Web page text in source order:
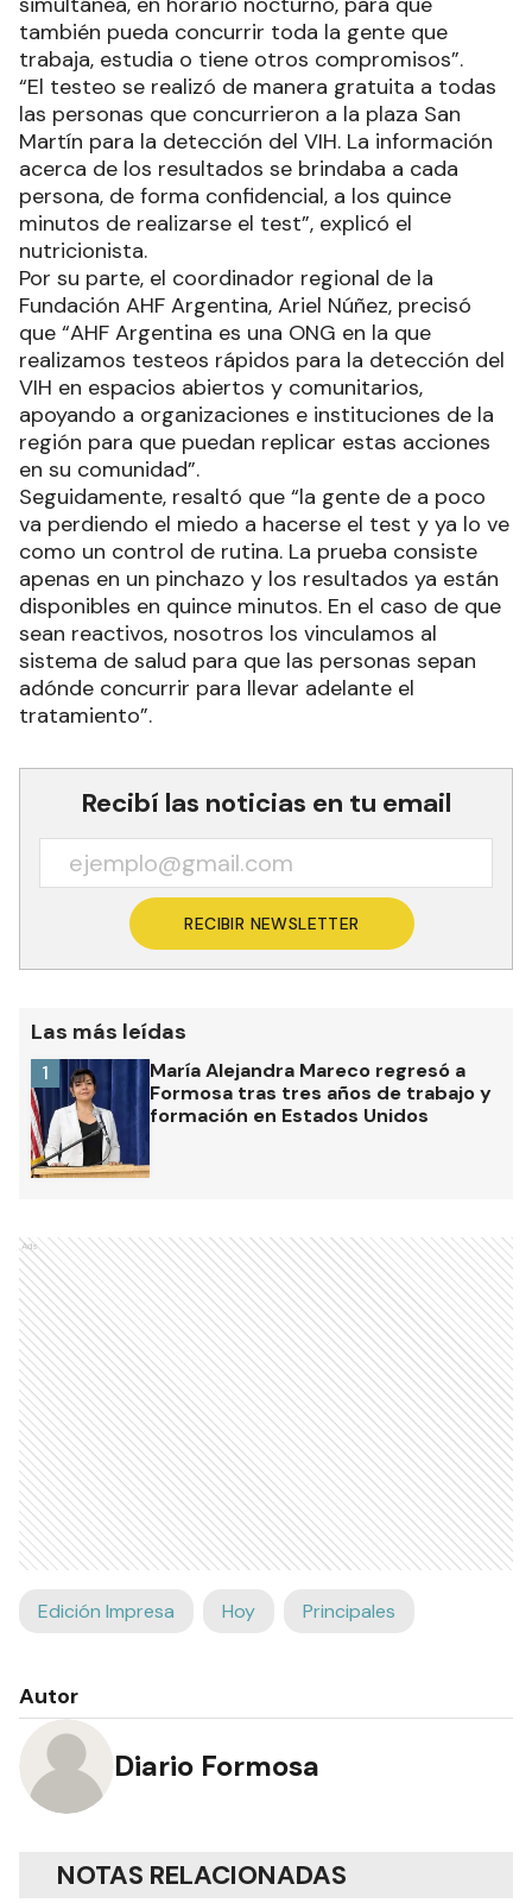
también pueda concurrir toda la gente que
trabaja, estudia o tiene otros compromisos”.
“El testeo se realizó de manera gratuita a todas
las personas que concurrieron a la plaza San
Martín para la detección del VIH. La información
acerca de los resultados se brindaba a cada
persona, de forma confidencial, a los quince
minutos de realizarse el test”, explicó el
nutricionista.
Por su parte, el coordinador regional de la
Fundación AHF Argentina, Ariel Núñez, precisó
que “AHF Argentina es una ONG en la que
realizamos testeos rápidos para la detección del
VIH en espacios abiertos y comunitarios,
apoyando a organizaciones e instituciones de la
región para que puedan replicar estas acciones
en su comunidad”.
Seguidamente, resaltó que “la gente de a poco
va perdiendo el miedo a hacerse el test y ya lo ve
como un control de rutina. La prueba consiste
apenas en un pinchazo y los resultados ya están
disponibles en quince minutos. En el caso de que
sean reactivos, nosotros los vinculamos al
sistema de salud para que las personas sepan
adónde concurrir para llevar adelante el
tratamiento”.
Recibí las noticias en tu email
RECIBIR NEWSLETTER
Las más leídas
María Alejandra Mareco regresó a
Formosa tras tres años de trabajo y
formación en Estados Unidos
1
Ads
Edición Impresa Hoy Principales
Autor
Diario Formosa
NOTAS RELACIONADAS